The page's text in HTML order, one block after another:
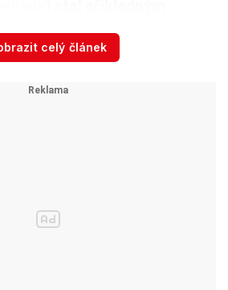
zmíněného programu Čas
2024 mu v tomto rámci
do Ruska nedokázali
stát sliboval zářnou
celý článek